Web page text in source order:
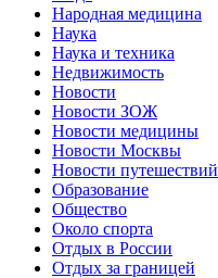
Народная медицина
Наука
Наука и техника
Недвижимость
Новости
Новости ЗОЖ
Новости медицины
Новости Москвы
Новости путешествий
Образование
Общество
Около спорта
Отдых в России
Отдых за границей